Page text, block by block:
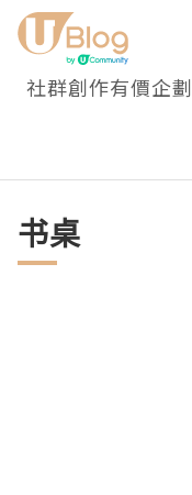
社群創作有價企劃
书桌